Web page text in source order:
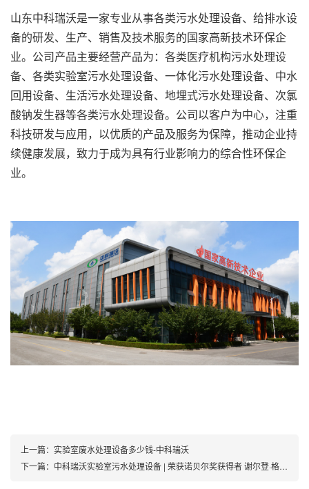
山东中科瑞沃是一家专业从事各类污水处理设备、给排水设
备的研发、生产、销售及技术服务的国家高新技术环保企
业。 公司产品主要经营产品为：各类医疗机构污水处理设
备、各类实验室污水处理设备、一体化污水处理设备、中水
回用设备、生活污水处理设备、地埋式污水处理设备、次氯
酸钠发生器等各类污水处理设备。公司以客户为中心，注重
科技研发与应用，以优质的产品及服务为保障，推动企业持
续健康发展，致力于成为具有行业影响力的综合性环保企
业。
上一篇： 实验室废水处理设备多少钱-中科瑞沃
下一篇： 中科瑞沃实验室污水处理设备 | 荣获诺贝尔奖获得者 谢尔登·格拉肖教授颁发的《优质品牌推荐奖》